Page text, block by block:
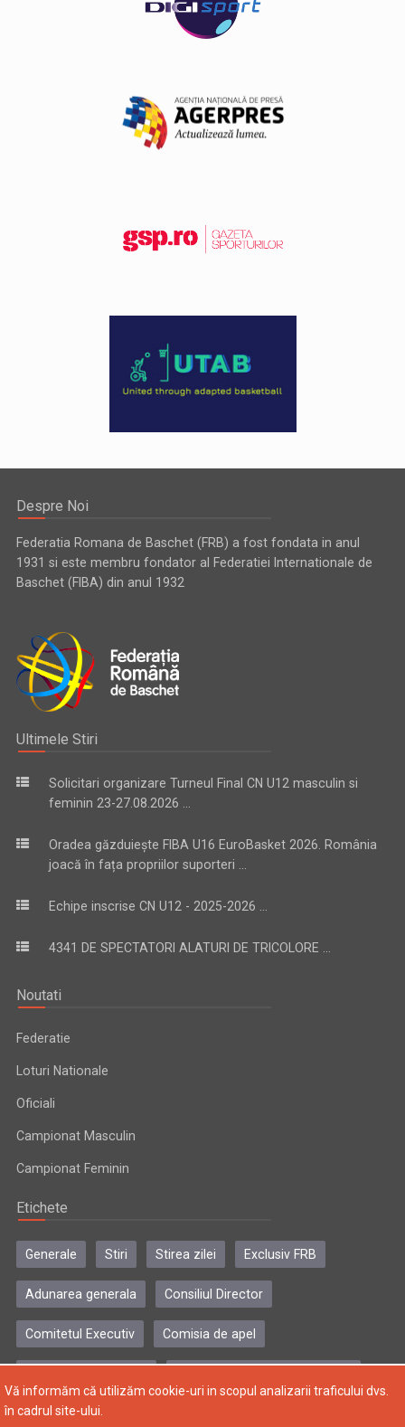
Despre Noi
Federatia Romana de Baschet (FRB) a fost fondata in anul
1931 si este membru fondator al Federatiei Internationale de
Baschet (FIBA) din anul 1932
Ultimele Stiri
Solicitari organizare Turneul Final CN U12 masculin si
feminin 23-27.08.2026 ...
Oradea găzduiește FIBA U16 EuroBasket 2026. România
joacă în fața propriilor suporteri ...
Echipe inscrise CN U12 - 2025-2026 ...
4341 DE SPECTATORI ALATURI DE TRICOLORE ...
Noutati
Federatie
Loturi Nationale
Oficiali
Campionat Masculin
Campionat Feminin
Etichete
Generale Stiri Stirea zilei Exclusiv FRB
Adunarea generala Consiliul Director
Comitetul Executiv Comisia de apel
Vă informăm că utilizăm cookie-uri in scopul analizarii traficului dvs.
în cadrul site-ului.